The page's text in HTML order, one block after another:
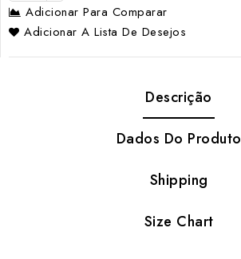
Adicionar Para Comparar
Adicionar A Lista De Desejos
Descrição
Dados Do Produto
Shipping
Size Chart